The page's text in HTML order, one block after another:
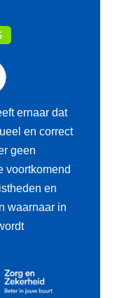
ernaar dat
en correct
geen
voortkomend
en
waarnaar in